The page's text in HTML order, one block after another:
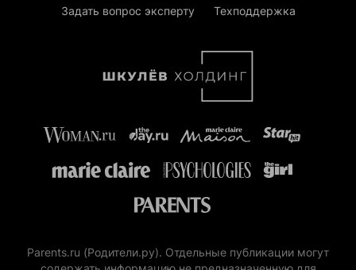
Задать вопрос эксперту
Техподдержка
Parents.ru (Родители.ру). Отдельные публикации могут